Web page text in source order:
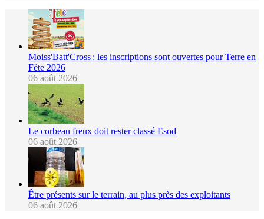
Moiss'Batt'Cross : les inscriptions sont ouvertes pour Terre en
Fête 2026
06 août 2026
Le corbeau freux doit rester classé Esod
06 août 2026
Être présents sur le terrain, au plus près des exploitants
06 août 2026